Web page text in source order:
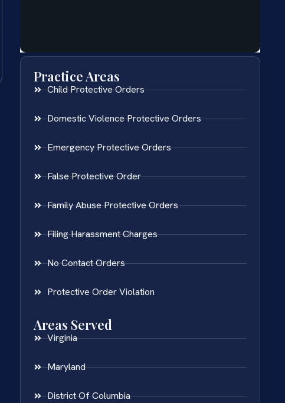
Practice Areas
Child Protective Orders
Domestic Violence Protective Orders
Emergency Protective Orders
False Protective Order
Family Abuse Protective Orders
Filing Harassment Charges
No Contact Orders
Protective Order Violation
Areas Served
Virginia
Maryland
District Of Columbia